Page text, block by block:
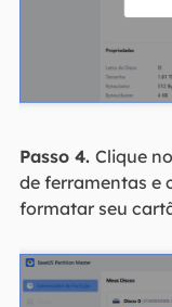
Passo 4. Clique
de ferramentas e
formatar seu